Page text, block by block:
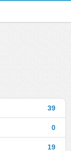
39
0
19